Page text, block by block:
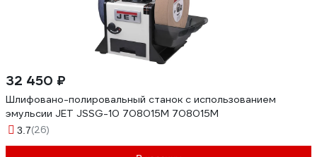
32 450 ₽
Шлифовано-полировальный станок с использованием
эмульсии JET JSSG-10 708015М 708015M
3.7(26)